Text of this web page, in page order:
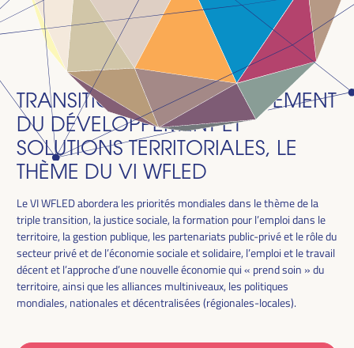
TRANSITION JUSTE, FINANCEMENT
DU DÉVELOPPEMENT ET
SOLUTIONS TERRITORIALES, LE
THÈME DU VI WFLED
Le VI WFLED abordera les priorités mondiales dans le thème de la
triple transition, la justice sociale, la formation pour l’emploi dans le
territoire, la gestion publique, les partenariats public-privé et le rôle du
secteur privé et de l’économie sociale et solidaire, l’emploi et le travail
décent et l’approche d’une nouvelle économie qui « prend soin » du
territoire, ainsi que les alliances multiniveaux, les politiques
mondiales, nationales et décentralisées (régionales-locales).